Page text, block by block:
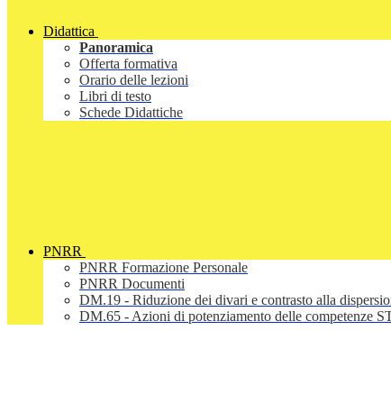
Didattica
Panoramica
Offerta formativa
Orario delle lezioni
Libri di testo
Schede Didattiche
PNRR
PNRR Formazione Personale
PNRR Documenti
DM.19 - Riduzione dei divari e contrasto alla
DM.65 - Azioni di potenziamento delle competenze